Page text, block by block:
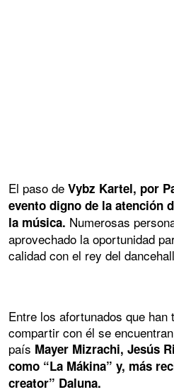
El paso de Vybz Kartel, por
evento digno de la atención
la música. Numerosas
aprovechado la oportunidad
calidad con el rey del
Entre los afortunados que han
compartir con él se
país Mayer Mizrachi, Jesús
como “La Mákina” y, más
creator” Daluna.